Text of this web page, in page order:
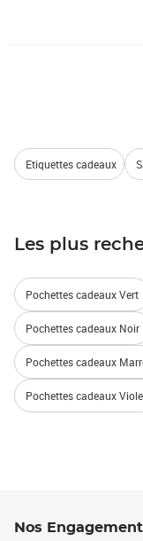
Etiquettes cadeaux
Les plus
Pochettes cadeaux Vert
Pochettes cadeaux Noir
Pochettes cadeaux
Pochettes cadeaux
Nos